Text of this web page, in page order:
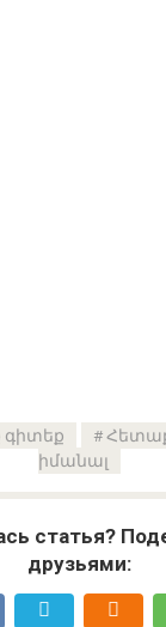
գիտեք
իմանալ
статья?
друзьями: